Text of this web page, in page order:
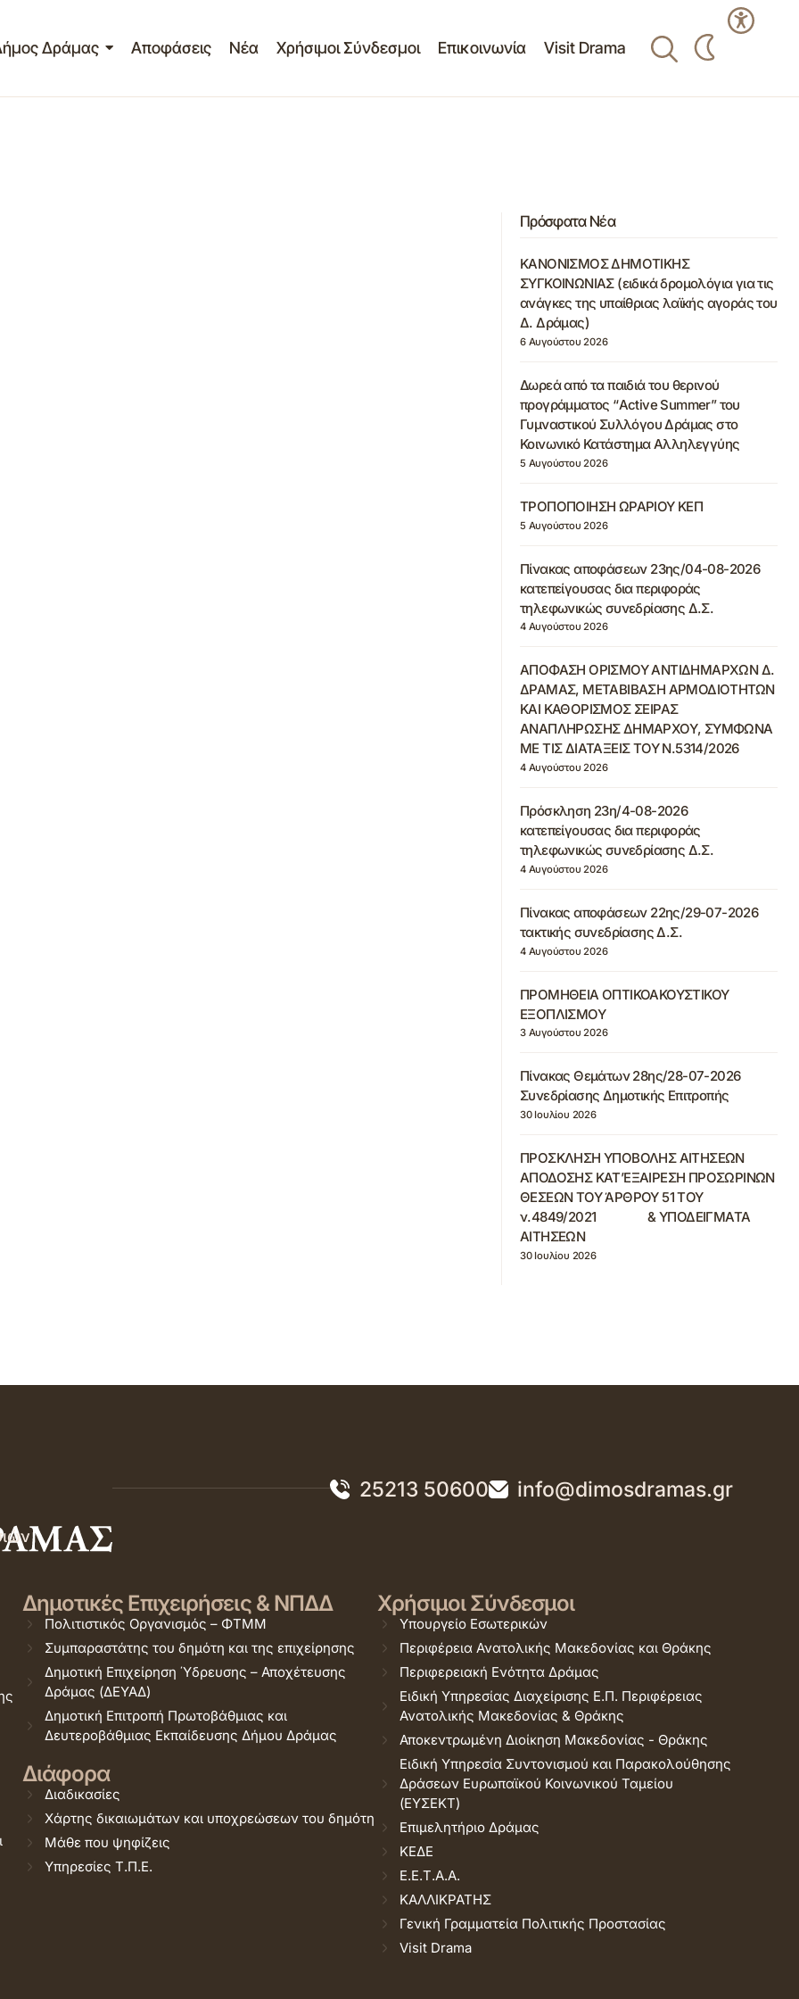
Δράμας Αποφάσεις Νέα Χρήσιμοι Σύνδεσμοι Επικοινωνία Visit Drama
Πρόσφατα Νέα
ΚΑΝΟΝΙΣΜΟΣ ΔΗΜΟΤΙΚΗΣ
ΣΥΓΚΟΙΝΩΝΙΑΣ (ειδικά δρομολόγια για τις
ανάγκες της υπαίθριας λαϊκής αγοράς του
Δ. Δράμας)
6 Αυγούστου 2026
Δωρεά από τα παιδιά του θερινού
προγράμματος “Active Summer” του
Γυμναστικού Συλλόγου Δράμας στο
Κοινωνικό Κατάστημα Αλληλεγγύης
5 Αυγούστου 2026
ΤΡΟΠΟΠΟΙΗΣΗ ΩΡΑΡΙΟΥ ΚΕΠ
5 Αυγούστου 2026
Πίνακας αποφάσεων 23ης/04-08-2026
κατεπείγουσας δια περιφοράς
τηλεφωνικώς συνεδρίασης Δ.Σ.
4 Αυγούστου 2026
ΑΠΟΦΑΣΗ ΟΡΙΣΜΟΥ ΑΝΤΙΔΗΜΑΡΧΩΝ Δ.
ΔΡΑΜΑΣ, ΜΕΤΑΒΙΒΑΣΗ ΑΡΜΟΔΙΟΤΗΤΩΝ
ΚΑΙ ΚΑΘΟΡΙΣΜΟΣ ΣΕΙΡΑΣ
ΑΝΑΠΛΗΡΩΣΗΣ ΔΗΜΑΡΧΟΥ, ΣΥΜΦΩΝΑ
ΜΕ ΤΙΣ ΔΙΑΤΑΞΕΙΣ ΤΟΥ Ν.5314/2026
4 Αυγούστου 2026
Πρόσκληση 23η/4-08-2026
κατεπείγουσας δια περιφοράς
τηλεφωνικώς συνεδρίασης Δ.Σ.
4 Αυγούστου 2026
Πίνακας αποφάσεων 22ης/29-07-2026
τακτικής συνεδρίασης Δ.Σ.
4 Αυγούστου 2026
ΠΡΟΜΗΘΕΙΑ ΟΠΤΙΚΟΑΚΟΥΣΤΙΚΟΥ
ΕΞΟΠΛΙΣΜΟΥ
3 Αυγούστου 2026
Πίνακας Θεμάτων 28ης/28-07-2026
Συνεδρίασης Δημοτικής Επιτροπής
30 Ιουλίου 2026
ΠΡΟΣΚΛΗΣΗ ΥΠΟΒΟΛΗΣ ΑΙΤΗΣΕΩΝ
ΑΠΟΔΟΣΗΣ ΚΑΤ’ΕΞΑΙΡΕΣΗ ΠΡΟΣΩΡΙΝΩΝ
ΘΕΣΕΩΝ ΤΟΥ ΆΡΘΡΟΥ 51 ΤΟΥ
ν.4849/2021 & ΥΠΟΔΕΙΓΜΑΤΑ
ΑΙΤΗΣΕΩΝ
30 Ιουλίου 2026
25213 50600 info@dimosdramas.gr
Δημοτικές Επιχειρήσεις & ΝΠΔΔ
Πολιτιστικός Οργανισμός – ΦΤΜΜ
Συμπαραστάτης του δημότη και της επιχείρησης
Δημοτική Επιχείρηση Ύδρευσης – Αποχέτευσης
Δράμας (ΔΕΥΑΔ)
Δημοτική Επιτροπή Πρωτοβάθμιας και
Δευτεροβάθμιας Εκπαίδευσης Δήμου Δράμας
Διάφορα
Διαδικασίες
Χάρτης δικαιωμάτων και υποχρεώσεων του δημότη
Μάθε που ψηφίζεις
Υπηρεσίες Τ.Π.Ε.
Χρήσιμοι Σύνδεσμοι
Υπουργείο Εσωτερικών
Περιφέρεια Ανατολικής Μακεδονίας και Θράκης
Περιφερειακή Ενότητα Δράμας
Ειδική Υπηρεσίας Διαχείρισης Ε.Π. Περιφέρειας
Ανατολικής Μακεδονίας & Θράκης
Αποκεντρωμένη Διοίκηση Μακεδονίας - Θράκης
Ειδική Υπηρεσία Συντονισμού και Παρακολούθησης
Δράσεων Ευρωπαϊκού Κοινωνικού Ταμείου
(ΕΥΣΕΚΤ)
Επιμελητήριο Δράμας
ΚΕΔΕ
Ε.Ε.Τ.Α.Α.
ΚΑΛΛΙΚΡΑΤΗΣ
Γενική Γραμματεία Πολιτικής Προστασίας
Visit Drama